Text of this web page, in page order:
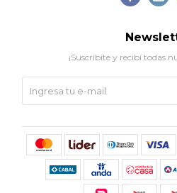
¡Suscribite y recibí todas